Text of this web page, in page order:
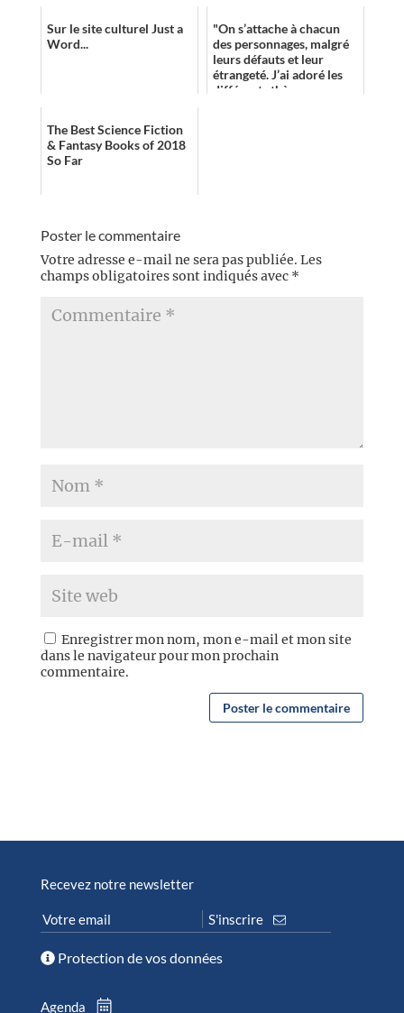
Sur le site culturel Just a
Word...
"On s’attache à chacun
des personnages, malgré
leurs défauts et leur
étrangeté. J’ai adoré les
différents thèmes
The Best Science Fiction
& Fantasy Books of 2018
So Far
Poster le commentaire
Votre adresse e-mail ne sera pas publiée. Les
champs obligatoires sont indiqués avec *
Enregistrer mon nom, mon e-mail et mon site
dans le navigateur pour mon prochain
commentaire.
Recevez notre newsletter
Protection de vos données
Agenda